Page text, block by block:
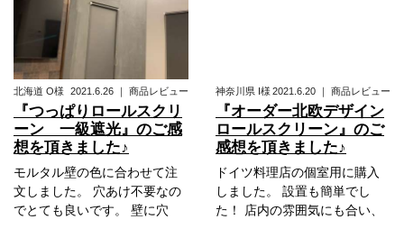
北海道 O様 2021.6.26 ｜ 商品レビュー
『つっぱりロールスクリ
ーン 一級遮光』のご感
想を頂きました♪
モルタル壁の色に合わせて注
文しました。 穴あけ不要なの
でとても良いです。 壁に穴
神奈川県 I様2021.6.20 ｜ 商品レビュー
『オーダー北欧デザイン
ロールスクリーン』のご
感想を頂きました♪
ドイツ料理店の個室用に購入
しました。 設置も簡単でし
た！ 店内の雰囲気にも合い、